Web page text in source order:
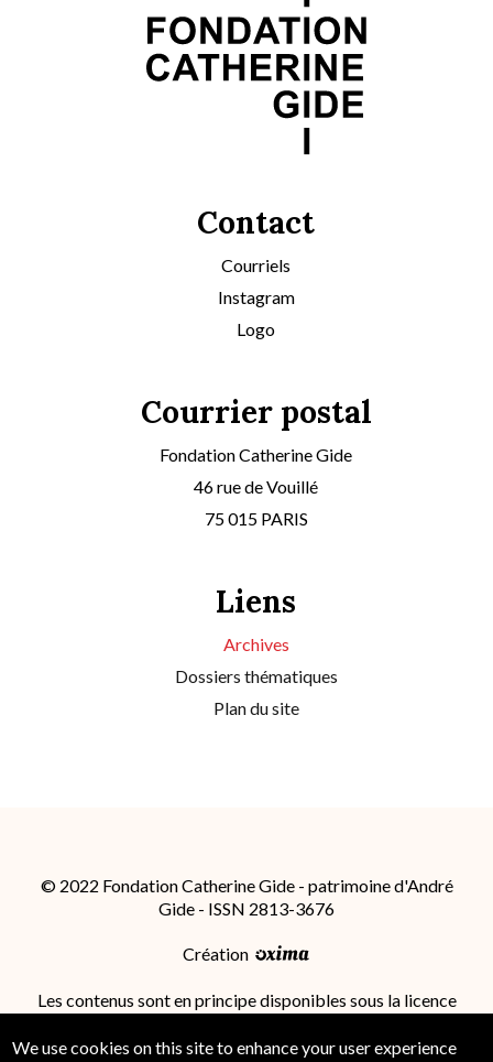
Contact
Courriels
Instagram
Logo
Courrier postal
Fondation Catherine Gide
46 rue de Vouillé
75 015 PARIS
Liens
Archives
Dossiers thématiques
Plan du site
© 2022 Fondation Catherine Gide - patrimoine d'André
Gide - ISSN 2813-3676
Création
Les contenus sont en principe disponibles sous la licence
International (CC BY-SA 4.0); des conditions
We use cookies on this site to enhance your user experience